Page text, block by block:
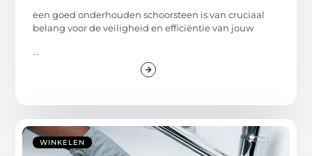
een goed onderhouden schoorsteen is van cruciaal
belang voor de veiligheid en efficiëntie van jouw
...
WINKELEN